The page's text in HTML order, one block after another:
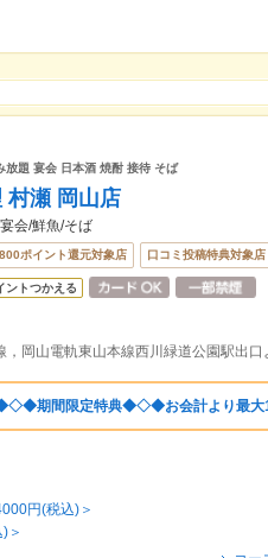
放題 宴会 日本酒 焼酎 接待 そば
村瀬 岡山店
会/鮮魚/そば
ポイント還元対象店 口コミ投稿特典対象店
ントつかえる
，岡山電軌東山本線西川緑道公園駅出
期間限定特典◆◇◆お会計より最大
円(税込)＞
＞